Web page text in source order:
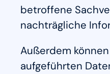
betroffene
nachträgliche
Außerdem
aufgeführten